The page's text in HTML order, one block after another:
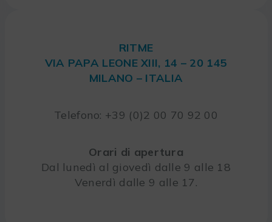
RITME
VIA PAPA LEONE XIII, 14 – 20 145
MILANO – ITALIA
Telefono: +39 (0)2 00 70 92 00
Orari di apertura
Dal lunedì al giovedì dalle 9 alle 18
Venerdì dalle 9 alle 17.